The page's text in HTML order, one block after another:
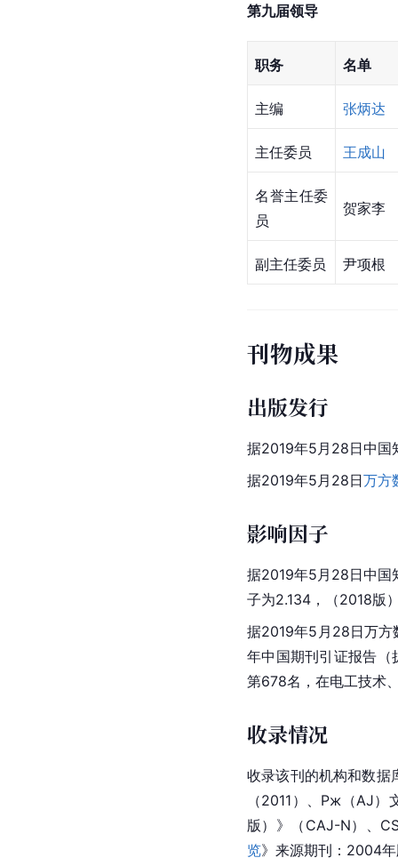
第九届领导
职务 名单
主编 张炳达
主任委员 王成山
名誉主任委
员
贺家李
副主任委员 尹项根
刊物成果
出版发行
据2019年5月28日中国
据2019年5月28日万方
影响因子
据2019年5月28日中国
子为2.134，（2018版
据2019年5月28日万方
年中国期刊引证报告
第678名，在电工技术
收录情况
收录该刊的机构和数据
（2011）、Pж（AJ
版）》（CAJ-N）、
览》来源期刊：2004